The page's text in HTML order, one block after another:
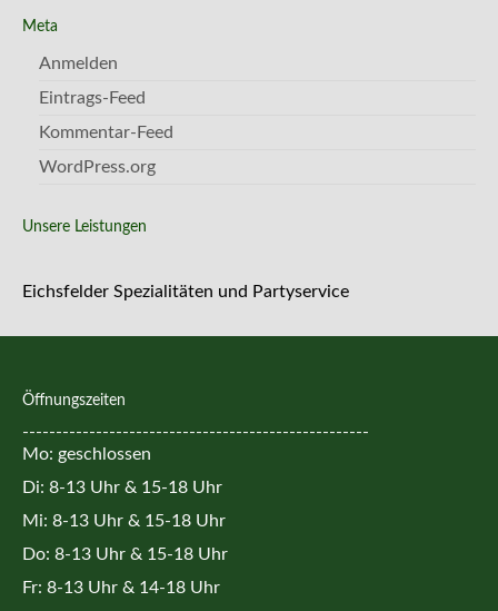
Meta
Anmelden
Eintrags-Feed
Kommentar-Feed
WordPress.org
Unsere Leistungen
Eichsfelder Spezialitäten und Partyservice
Öffnungszeiten
----------------------------------------------------
Mo: geschlossen
Di: 8-13 Uhr & 15-18 Uhr
Mi: 8-13 Uhr & 15-18 Uhr
Do: 8-13 Uhr & 15-18 Uhr
Fr: 8-13 Uhr & 14-18 Uhr